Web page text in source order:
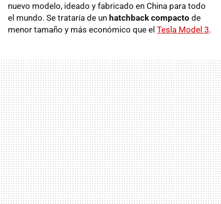
nuevo modelo, ideado y fabricado en China para todo
el mundo. Se trataría de un hatchback compacto de
menor tamaño y más económico que el Tesla Model 3.